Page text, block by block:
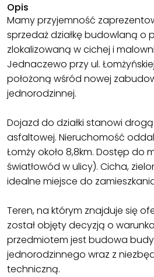
Opis
Mamy przyjemność
sprzedaż działkę budowlaną o
zlokalizowaną w cichej i
Jednaczewo przy ul.
położoną wśród nowej
jednorodzinnej.
Dojazd do działki stanowi
asfaltowej. Nieruchomość
Łomży około 8,8km. Dostęp do
światłowód w ulicy). Cicha,
idealne miejsce do
Teren, na którym znajduje się
został objęty decyzją o
przedmiotem jest budowa
jednorodzinnego wraz z
techniczną.